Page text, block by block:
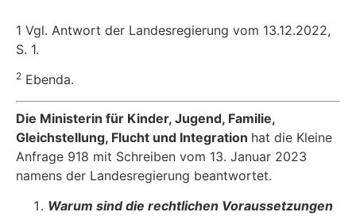
1 Vgl. Antwort der Landesregierung vom 13.12.2022,
S. 1.
2 Ebenda.
Die Ministerin für Kinder, Jugend, Familie,
Gleichstellung, Flucht und Integration hat die Kleine
Anfrage 918 mit Schreiben vom 13. Januar 2023
namens der Landesregierung beant­wortet.
Warum sind die rechtlichen Voraussetzungen